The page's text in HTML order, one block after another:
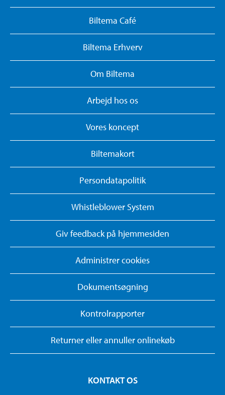
Biltema Café
Biltema Erhverv
Om Biltema
Arbejd hos os
Vores koncept
Biltemakort
Persondatapolitik
Whistleblower System
Giv feedback på hjemmesiden
Administrer cookies
Dokumentsøgning
Kontrolrapporter
Returner eller annuller onlinekøb
KONTAKT OS